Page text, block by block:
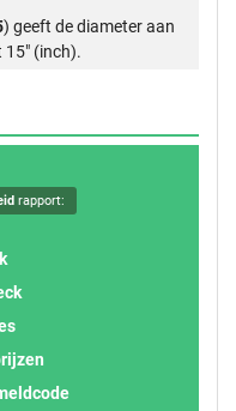
) geeft de diameter aan
15" (inch).
rapport: